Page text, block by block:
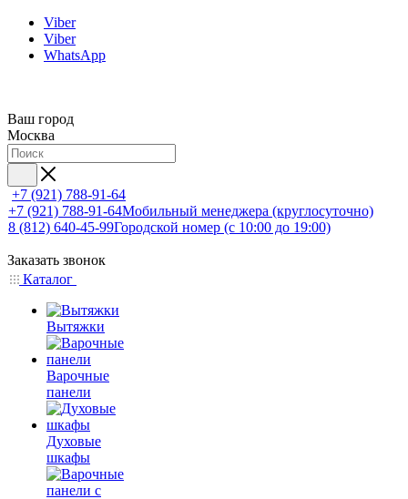
Viber
Viber
WhatsApp
Ваш город
Москва
+7 (921) 788-91-64
+7 (921) 788-91-64Мобильный менеджера (круглосуточно)
8 (812) 640-45-99Городской номер (с 10:00 до 19:00)
Заказать звонок
Каталог
Вытяжки
Варочные
панели
Духовые
шкафы